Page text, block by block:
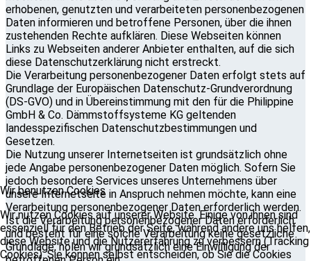
erhobenen, genutzten und verarbeiteten personenbezogenen
Daten informieren und betroffene Personen, über die ihnen
zustehenden Rechte aufklären. Diese Webseiten können
Links zu Webseiten anderer Anbieter enthalten, auf die sich
diese Datenschutzerklärung nicht erstreckt.
Die Verarbeitung personenbezogener Daten erfolgt stets auf
Grundlage der Europäischen Datenschutz-Grundverordnung
(DS-GVO) und in Übereinstimmung mit den für die Philippine
GmbH & Co. Dämmstoffsysteme KG geltenden
landesspezifischen Datenschutzbestimmungen und
Gesetzen.
Die Nutzung unserer Internetseiten ist grundsätzlich ohne
jede Angabe personenbezogener Daten möglich. Sofern Sie
jedoch besondere Services unseres Unternehmens über
unsere Internetseite in Anspruch nehmen möchte, kann eine
Verarbeitung personenbezogener Daten erforderlich werden.
Ist die Verarbeitung personenbezogener Daten erforderlich
und besteht für eine solche Verarbeitung keine gesetzliche
Grundlage, holen wir grundsätzlich eine Einwilligung der
Wir benutzen Cookies
Wir nutzen Cookies auf unserer Website. Einige von ihnen sind
essenziell für den Betrieb der Seite, während andere uns helfen,
diese Website und die Nutzererfahrung zu verbessern (Tracking
Cookies). Sie können selbst entscheiden, ob Sie die Cookies